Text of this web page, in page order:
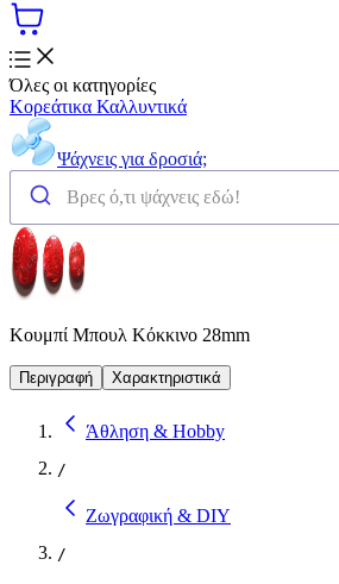
Όλες οι κατηγορίες
Κορεάτικα Καλλυντικά
Ψάχνεις για δροσιά;
Κουμπί Μπουλ Κόκκινο 28mm
Περιγραφή Χαρακτηριστικά
Άθληση & Hobby
/
Ζωγραφική & DIY
/